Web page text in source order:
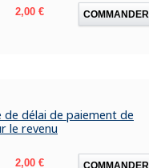
Prix
2,00 € COMMANDER
de délai de paiement de
le revenu
Prix
2,00 € COMMANDER